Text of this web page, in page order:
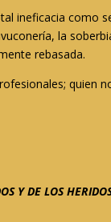
ineficacia como
la
rebasada.
quien
Y DE LOS